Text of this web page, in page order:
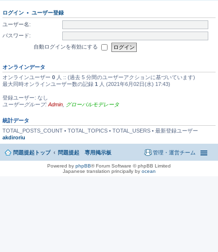
ログイン • ユーザー登録
ユーザー名:
パスワード:
自動ログインを有効にする
オンラインデータ
オンラインユーザー 0 人 :: (過去 5 分間のユーザーアクションに基づいています)
最大同時オンラインユーザー数の記録 1 人 (2021年6月02日(水) 17:43)
登録ユーザー: なし
ユーザーグループ: Admin グローバルモデレータ
統計データ
TOTAL_POSTS_COUNT • TOTAL_TOPICS • TOTAL_USERS • 最新登録ユーザー
akdiroriu
問題提起トップ 問題提起 専用掲示板 管理・運営チーム
Powered by phpBB® Forum Software © phpBB Limited
Japanese translation principally by ocean